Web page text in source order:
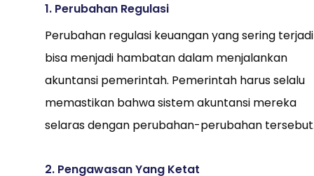
1. Perubahan Regulasi
Perubahan regulasi keuangan yang sering terjadi
bisa menjadi hambatan dalam menjalankan
akuntansi pemerintah. Pemerintah harus selalu
memastikan bahwa sistem akuntansi mereka
selaras dengan perubahan-perubahan
2. Pengawasan Yang Ketat